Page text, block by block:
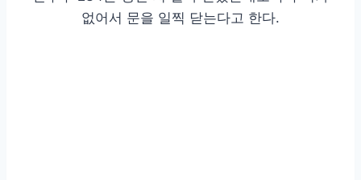
없어서 문을 일찍 닫는다고 한다.